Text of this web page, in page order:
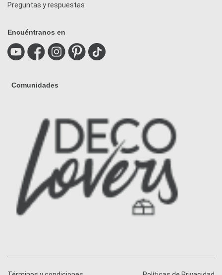
Preguntas y respuestas
Encuéntranos en
Comunidades